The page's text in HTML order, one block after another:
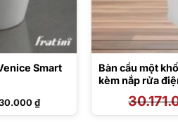
Smart
₫Giá
hiện
tại
Bàn cầu một
kèm nắp rửa
TCF24460AAA